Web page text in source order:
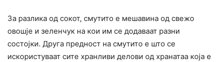
За разлика од сокот, смутито е мешавина од свежо
овошје и зеленчук на кои им се додаваат разни
состојки. Друга предност на смутито е што се
искористуваат сите хранливи делови од хранатаа која е